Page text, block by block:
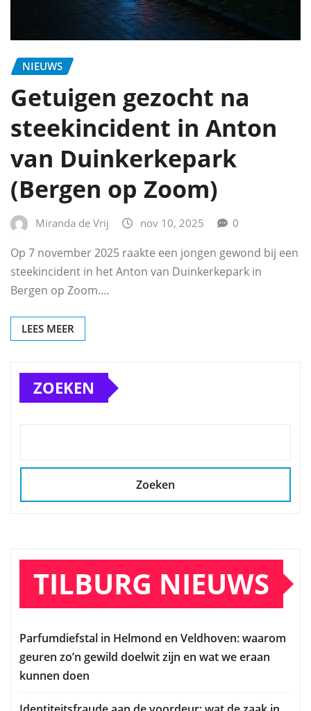
NIEUWS
Getuigen gezocht na
steekincident in Anton
van Duinkerkepark
(Bergen op Zoom)
Miranda de Vrij nov 10, 2025 0
Op 7 november 2025 raakte een jongen gewond bij een
steekincident in het Anton van Duinkerkepark in
Bergen op Zoom.…
LEES MEER
ZOEKEN
Zoeken
TILBURG NIEUWS
Parfumdiefstal in Helmond en Veldhoven: waarom
geuren zo’n gewild doelwit zijn en wat we eraan
kunnen doen